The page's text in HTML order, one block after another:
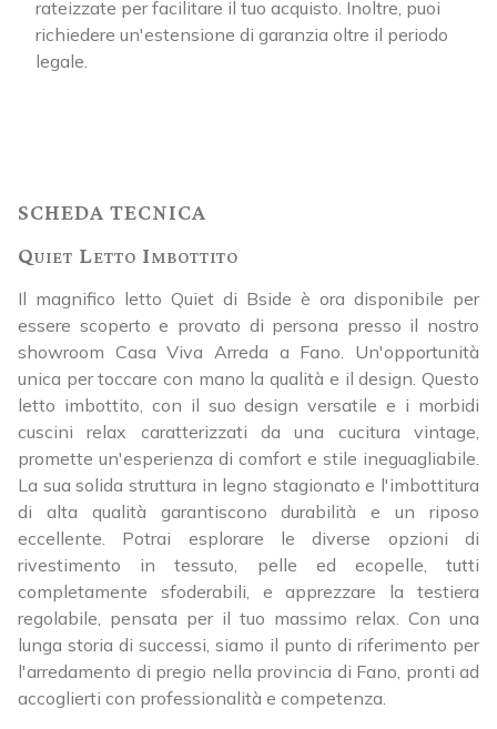
rateizzate per facilitare il tuo acquisto. Inoltre, puoi
richiedere un'estensione di garanzia oltre il periodo
legale.
SCHEDA TECNICA
Quiet Letto Imbottito
Il magnifico letto Quiet di Bside è ora disponibile per
essere scoperto e provato di persona presso il nostro
showroom Casa Viva Arreda a Fano. Un'opportunità
unica per toccare con mano la qualità e il design. Questo
letto imbottito, con il suo design versatile e i morbidi
cuscini relax caratterizzati da una cucitura vintage,
promette un'esperienza di comfort e stile ineguagliabile.
La sua solida struttura in legno stagionato e l'imbottitura
di alta qualità garantiscono durabilità e un riposo
eccellente. Potrai esplorare le diverse opzioni di
rivestimento in tessuto, pelle ed ecopelle, tutti
completamente sfoderabili, e apprezzare la testiera
regolabile, pensata per il tuo massimo relax. Con una
lunga storia di successi, siamo il punto di riferimento per
l'arredamento di pregio nella provincia di Fano, pronti ad
accoglierti con professionalità e competenza.